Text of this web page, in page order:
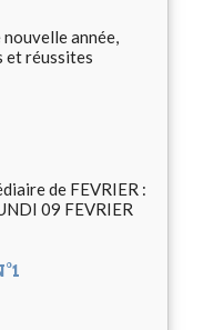
année,
et réussites
de FEVRIER :
09 FEVRIER